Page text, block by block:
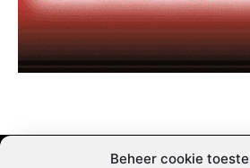
Beheer cookie